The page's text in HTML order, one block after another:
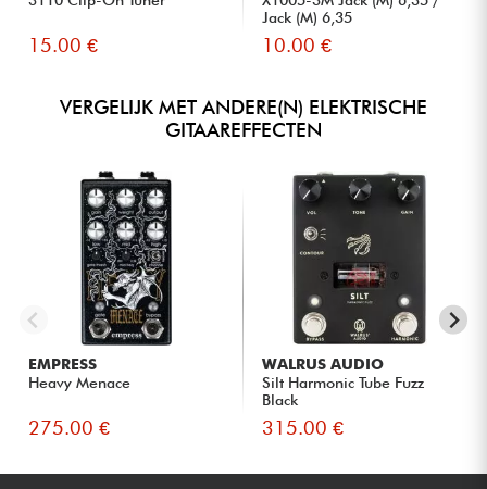
15.00 €
Jack (M) 6,35
10.00 €
VERGELIJK MET ANDERE(N) ELEKTRISCHE
GITAAREFFECTEN
EMPRESS
Heavy Menace
275.00 €
WALRUS AUDIO
Silt Harmonic Tube Fuzz
Black
315.00 €